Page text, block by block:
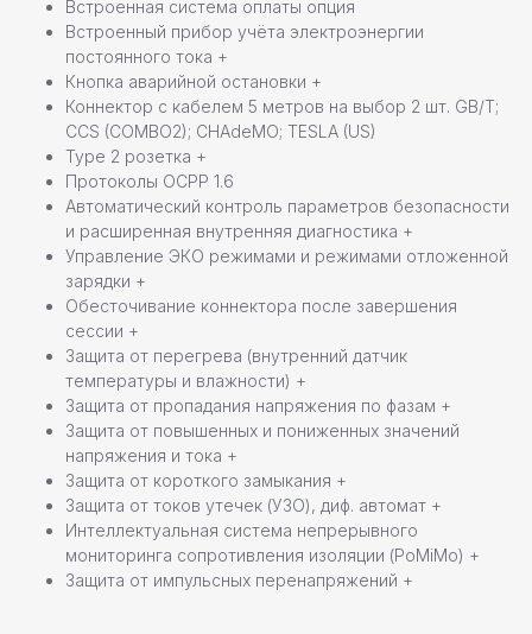
Встроенная система оплаты опция
Встроенный прибор учёта электроэнергии
постоянного тока +
Кнопка аварийной остановки +
Коннектор с кабелем 5 метров на выбор 2 шт. GB/T;
CCS (COMBO2); CHAdeMO; TESLA (US)
Type 2 розетка +
Протоколы OCPP 1.6
Автоматический контроль параметров безопасности
и расширенная внутренняя диагностика +
Управление ЭКО режимами и режимами отложенной
зарядки +
Обесточивание коннектора после завершения
сессии +
Защита от перегрева (внутренний датчик
температуры и влажности) +
Защита от пропадания напряжения по фазам +
Защита от повышенных и пониженных значений
напряжения и тока +
Защита от короткого замыкания +
Защита от токов утечек (УЗО), диф. автомат +
Интеллектуальная система непрерывного
мониторинга сопротивления изоляции (PoMiMo) +
Защита от импульсных перенапряжений +
Остались вопросы или
нужна помощь в выборе?
Оставьте свои контактные данные,
Команда профессионалов Pandora